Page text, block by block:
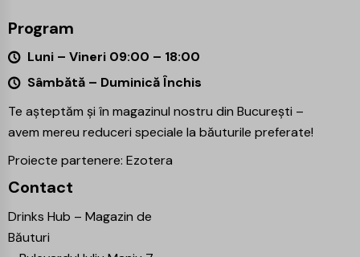
Program
Luni – Vineri 09:00 – 18:00
Sâmbătă – Duminică Închis
Te așteptăm și în magazinul nostru din București –
avem mereu reduceri speciale la băuturile preferate!
Proiecte partenere: Ezotera
Contact
Drinks Hub – Magazin de
Băuturi